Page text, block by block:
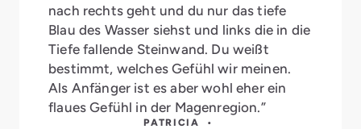
nach rechts geht und du nur das tiefe
Blau des Wasser siehst und links die in die
Tiefe fallende Steinwand. Du weißt
bestimmt, welches Gefühl wir meinen.
Als Anfänger ist es aber wohl eher ein
flaues Gefühl in der Magenregion.”
PATRICIA •